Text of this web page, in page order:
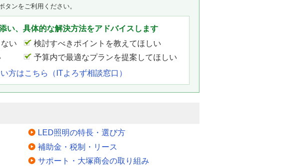
タンをご利用ください。
い、具体的な解決方法をアドバイスします
い
検討すべきポイントを教えてほしい
予算内で最適なプランを提案してほしい
方はこちら（ITよろず相談窓口）
LED照明の特長・選び方
補助金・税制・リース
サポート・大塚商会の取り組み